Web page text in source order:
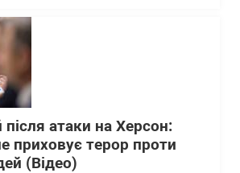
атаки на Херсон:
приховує терор проти
(Відео)